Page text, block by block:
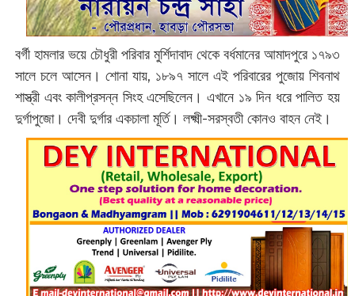
বর্গী হামলার ভয়ে চৌধুরী পরিবার মুর্শিদাবাদ থেকে বর্ধমানের আমাদপুরে ১৭৯৩
সালে চলে আসেন। শোনা যায়, ১৮৯৭ সালে এই পরিবারের পুজোয় শিবনাথ
শাস্ত্রী এবং কালীপ্রসন্ন সিংহ এসেছিলেন। এখানে ১৯ দিন ধরে পালিত হয়
দুর্গাপুজো। দেবী দুর্গার একচালা মূর্তি। লক্ষ্মী-সরস্বতী কোনও বাহন নেই।